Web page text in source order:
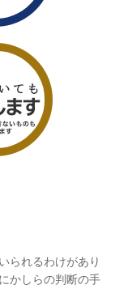
られるわけがあり
かしらの判断の手